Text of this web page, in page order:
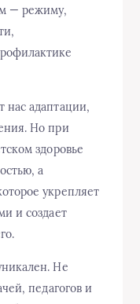
— режиму,
нас адаптации,
Но при
здоровье
а
укрепляет
и создает
Не
педагогов и